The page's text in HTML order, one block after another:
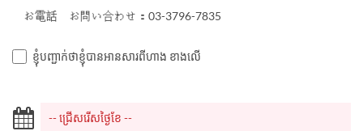
お電話 お問い合わせ：03-3796-7835
ខ្ញុំបញ្ជាក់ថាខ្ញុំបានអានសារពីហាង ខាងលើ